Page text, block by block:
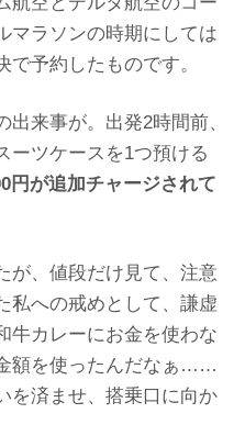
マラソンの時期にしては
予約したものです。
来事が。出発2時間前、
ーツケースを1つ預ける
円が追加チャージされて
が、値段だけ見て、注意
私への戒めとして、謙虚
牛カレーにお金を使わな
額を使ったんだなぁ……
を済ませ、搭乗口に向か